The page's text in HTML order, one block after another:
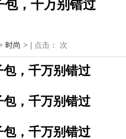
，千万别错过
时尚 > | 点击： 次
，千万别错过
，千万别错过
，千万别错过